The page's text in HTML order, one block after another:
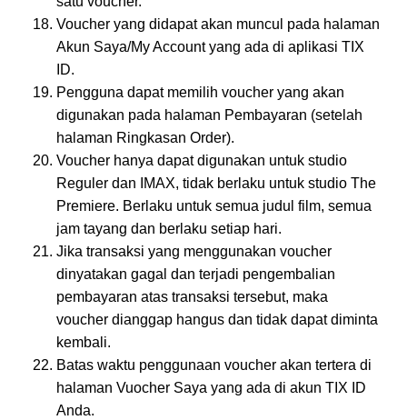
Voucher yang didapat akan muncul pada halaman
Akun Saya/My Account yang ada di aplikasi TIX
ID.
Pengguna dapat memilih voucher yang akan
digunakan pada halaman Pembayaran (setelah
halaman Ringkasan Order).
Voucher hanya dapat digunakan untuk studio
Reguler dan IMAX, tidak berlaku untuk studio The
Premiere. Berlaku untuk semua judul film, semua
jam tayang dan berlaku setiap hari.
Jika transaksi yang menggunakan voucher
dinyatakan gagal dan terjadi pengembalian
pembayaran atas transaksi tersebut, maka
voucher dianggap hangus dan tidak dapat diminta
kembali.
Batas waktu penggunaan voucher akan tertera di
halaman Vuocher Saya yang ada di akun TIX ID
Anda.